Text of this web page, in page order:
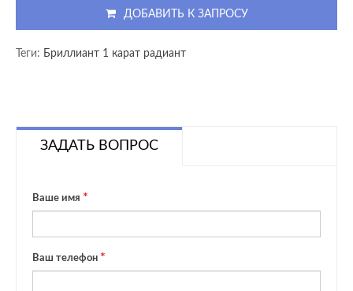
ДОБАВИТЬ К ЗАПРОСУ
Теги: Бриллиант 1 карат радиант
ЗАДАТЬ ВОПРОС
Ваше имя
Ваш телефон